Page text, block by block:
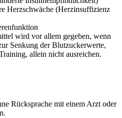
Herzschwäche (Herzinsuffizienz
wird vor allem gegeben, wenn
Senkung der Blutzuckerwerte,
allein nicht ausreichen.
Rücksprache mit einem Arzt oder